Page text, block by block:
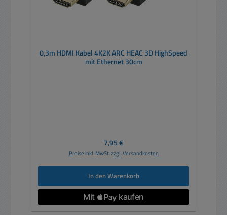
0,3m HDMI Kabel 4K2K ARC HEAC 3D HighSpeed
mit Ethernet 30cm
Regulärer Preis:
7,95 €
Preise inkl. MwSt. zzgl. Versandkosten
In den Warenkorb